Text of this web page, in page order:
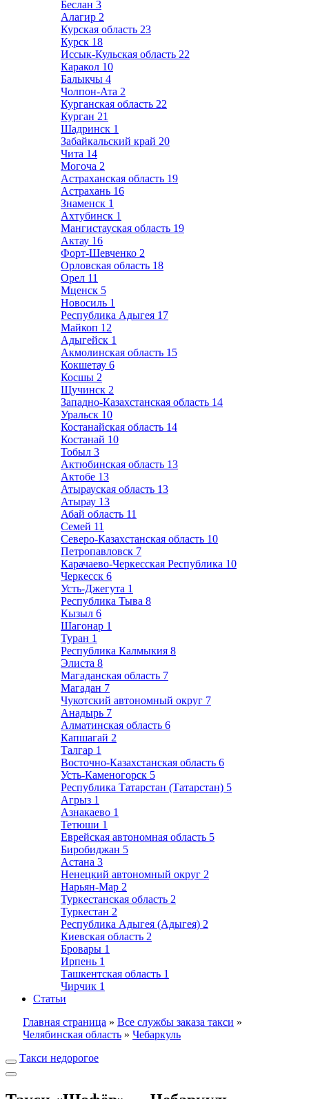
Беслан 3
Алагир 2
Курская область 23
Курск 18
Иссык-Кульская область 22
Каракол 10
Балыкчы 4
Чолпон-Ата 2
Курганская область 22
Курган 21
Шадринск 1
Забайкальский край 20
Чита 14
Могоча 2
Астраханская область 19
Астрахань 16
Знаменск 1
Ахтубинск 1
Мангистауская область 19
Актау 16
Форт-Шевченко 2
Орловская область 18
Орел 11
Мценск 5
Новосиль 1
Республика Адыгея 17
Майкоп 12
Адыгейск 1
Акмолинская область 15
Кокшетау 6
Косшы 2
Щучинск 2
Западно-Казахстанская область 14
Уральск 10
Костанайская область 14
Костанай 10
Тобыл 3
Актюбинская область 13
Актобе 13
Атырауская область 13
Атырау 13
Абай область 11
Семей 11
Северо-Казахстанская область 10
Петропавловск 7
Карачаево-Черкесская Республика 10
Черкесск 6
Усть-Джегута 1
Республика Тыва 8
Кызыл 6
Шагонар 1
Туран 1
Республика Калмыкия 8
Элиста 8
Магаданская область 7
Магадан 7
Чукотский автономный округ 7
Анадырь 7
Алматинская область 6
Капшагай 2
Талгар 1
Восточно-Казахстанская область 6
Усть-Каменогорск 5
Республика Татарстан (Татарстан) 5
Агрыз 1
Азнакаево 1
Тетюши 1
Еврейская автономная область 5
Биробиджан 5
Астана 3
Ненецкий автономный округ 2
Нарьян-Мар 2
Туркестанская область 2
Туркестан 2
Республика Адыгея (Адыгея) 2
Киевская область 2
Бровары 1
Ирпень 1
Ташкентская область 1
Чирчик 1
Статьи
Главная страница » Все службы заказа такси »
Челябинская область » Чебаркуль
Такси недорогое